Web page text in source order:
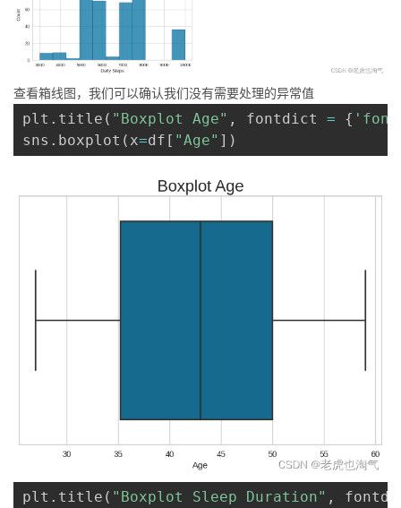
查看箱线图，我们可以确认我们没有需要处理的异常值
plt . title ( "Boxplot Age" , fontdict = {
sns . boxplot ( x=df [ "Age" ] )
plt . title ( "Boxplot Sleep Duration" ,